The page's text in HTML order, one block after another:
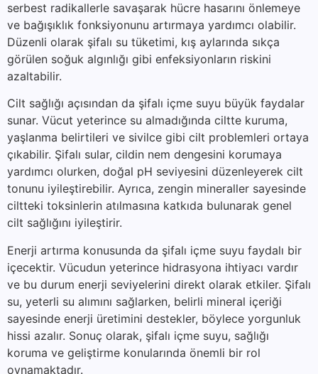
serbest radikallerle savaşarak hücre hasarını önlemeye
ve bağışıklık fonksiyonunu artırmaya yardımcı olabilir.
Düzenli olarak şifalı su tüketimi, kış aylarında sıkça
görülen soğuk algınlığı gibi enfeksiyonların riskini
azaltabilir.
Cilt sağlığı açısından da şifalı içme suyu büyük faydalar
sunar. Vücut yeterince su almadığında ciltte kuruma,
yaşlanma belirtileri ve sivilce gibi cilt problemleri ortaya
çıkabilir. Şifalı sular, cildin nem dengesini korumaya
yardımcı olurken, doğal pH seviyesini düzenleyerek cilt
tonunu iyileştirebilir. Ayrıca, zengin mineraller sayesinde
ciltteki toksinlerin atılmasına katkıda bulunarak genel
cilt sağlığını iyileştirir.
Enerji artırma konusunda da şifalı içme suyu faydalı bir
içecektir. Vücudun yeterince hidrasyona ihtiyacı vardır
ve bu durum enerji seviyelerini direkt olarak etkiler. Şifalı
su, yeterli su alımını sağlarken, belirli mineral içeriği
sayesinde enerji üretimini destekler, böylece yorgunluk
hissi azalır. Sonuç olarak, şifalı içme suyu, sağlığı
koruma ve geliştirme konularında önemli bir rol
oynamaktadır.